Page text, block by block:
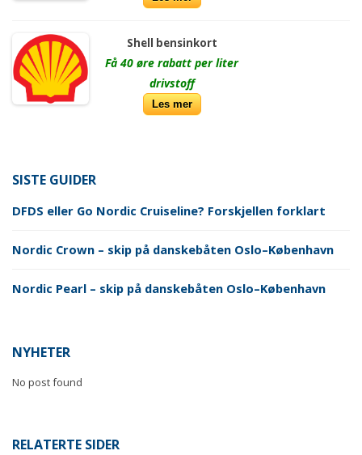
Shell bensinkort
Få 40 øre rabatt per liter
drivstoff
Les mer
SISTE GUIDER
DFDS eller Go Nordic Cruiseline? Forskjellen forklart
Nordic Crown – skip på danskebåten Oslo–København
Nordic Pearl – skip på danskebåten Oslo–København
NYHETER
No post found
RELATERTE SIDER